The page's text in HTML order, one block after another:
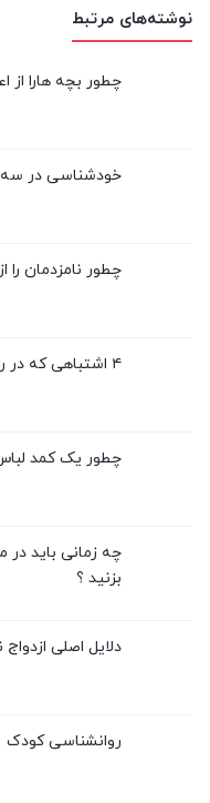
نوشته‌های مرتبط
چطور بچه هارا از
خودشناسی در
چطور نامزدمان
۴ اشتباهی که در رابطه هرگز نباید مرتکب شوید
چطور یک کمد
چه زمانی باید در
بزنید ؟
دلایل اصلی
روانشناسی کودک